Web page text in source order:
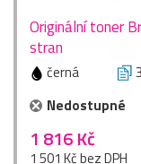
Originální toner
stran
černá
Nedostupné
1 816 Kč
1 501 Kč bez DPH